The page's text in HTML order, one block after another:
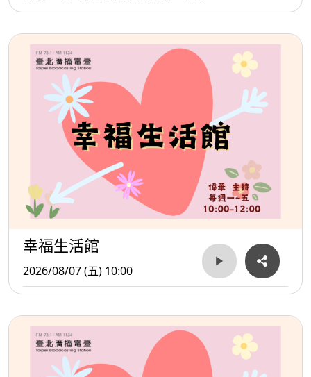
幸福生活館
2026/08/07 (五) 10:00